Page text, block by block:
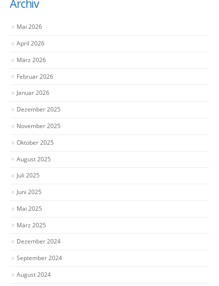
Archiv
Mai 2026
April 2026
März 2026
Februar 2026
Januar 2026
Dezember 2025
November 2025
Oktober 2025
August 2025
Juli 2025
Juni 2025
Mai 2025
März 2025
Dezember 2024
September 2024
August 2024